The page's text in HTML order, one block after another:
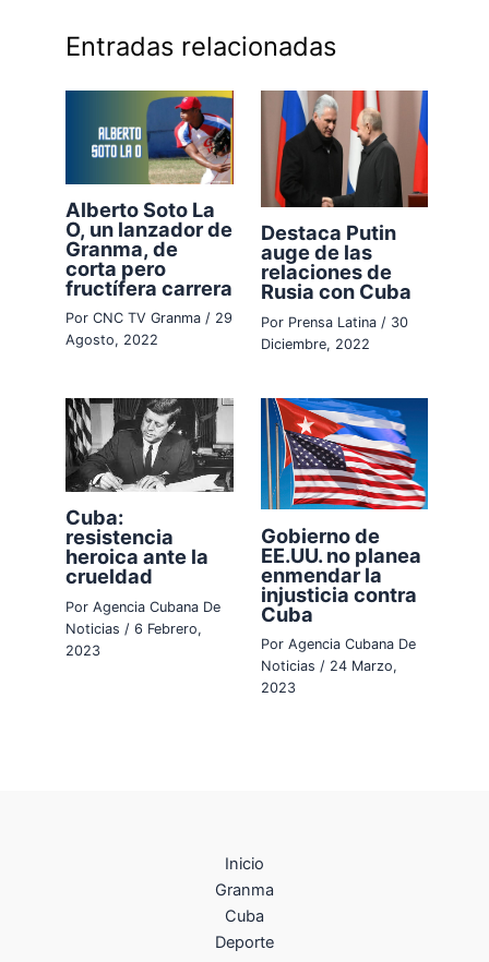
Entradas relacionadas
Alberto Soto La
O, un lanzador de
Granma, de
corta pero
fructífera carrera
PorCNC TV Granma/ 29
Agosto, 2022
Destaca Putin
auge de las
relaciones de
Rusia con Cuba
Por Prensa Latina / 30
Diciembre, 2022
Cuba:
resistencia
heroica ante la
crueldad
PorAgencia Cubana De
Noticias /6 Febrero,
2023
Gobierno de
EE.UU. no planea
enmendar la
injusticia contra
Cuba
Por Agencia Cubana De
Noticias / 24 Marzo,
2023
Inicio
Granma
Cuba
Deporte